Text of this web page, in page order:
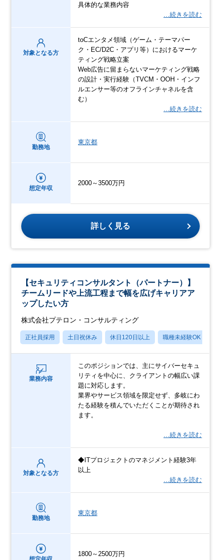
具体的な業務内容
…続きを読む
対象となる方
toCエンタメ領域（ゲーム・テーマパー
ク・EC/D2C・アプリ等）におけるマーケ
ティング戦略立案
Web広告に留まらないマーケティング戦略
の設計・実行経験（TVCM・OOH・インフ
ルエンサー等のオフラインチャネルを含
む）
…続きを読む
勤務地
東京都
想定年収
2000～3500万円
詳しく見る
【セキュリティコンサルタント（パートナー）】
チームリードや上流工程まで幅を広げキャリアア
ップしたい方
株式会社プテロン・コンサルティング
正社員採用 土日祝休み 休日120日以上 職種未経験OK
業務内容
このポジションでは、主にサイバーセキュ
リティを中心に、クライアントの幅広い課
題に対応します。
業界やサービス領域を限定せず、多岐にわ
たる経験を積んでいただくことが期待され
ます。
…続きを読む
対象となる方
◆ITプロジェクトのマネジメント経験3年
以上
…続きを読む
勤務地
東京都
1800～2500万円